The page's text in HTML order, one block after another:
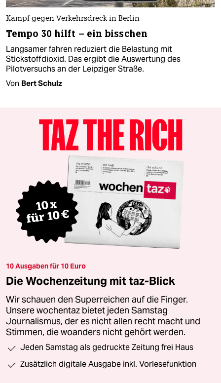
Kampf gegen Verkehrsdreck in Berlin
Tempo 30 hilft – ein bisschen
Langsamer fahren reduziert die Belastung mit
Stickstoffdioxid. Das ergibt die Auswertung des
Pilotversuchs an der Leipziger Straße.
Von Bert Schulz
10 Ausgaben für 10 Euro
Die Wochenzeitung mit taz-Blick
Wir schauen den Superreichen auf die Finger.
Unsere wochentaz bietet jeden Samstag
Journalismus, der es nicht allen recht macht und
Stimmen, die woanders nicht gehört werden.
Jeden Samstag als gedruckte Zeitung frei Haus
Zusätzlich digitale Ausgabe inkl. Vorlesefunktion